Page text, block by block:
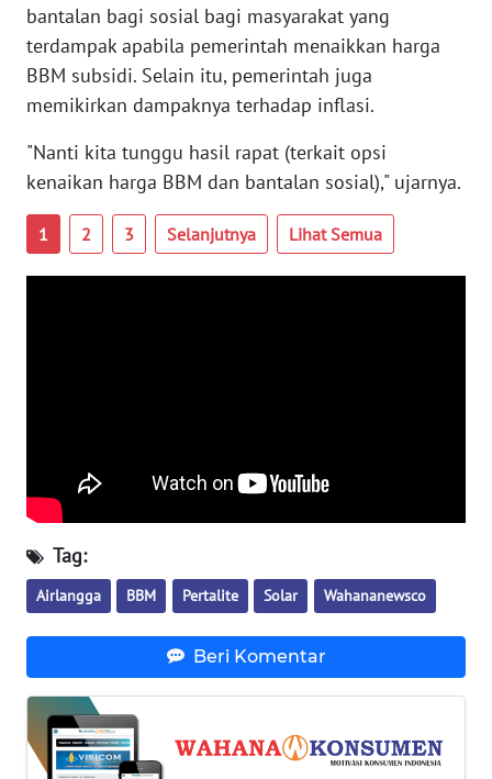
bantalan bagi sosial bagi masyarakat yang
terdampak apabila pemerintah menaikkan harga
BBM subsidi. Selain itu, pemerintah juga
memikirkan dampaknya terhadap inflasi.
"Nanti kita tunggu hasil rapat (terkait opsi
kenaikan harga BBM dan bantalan sosial)," ujarnya.
1 2 3 Selanjutnya Lihat Semua
Tag:
Airlangga BBM Pertalite Solar Wahananewsco
Beri Komentar
JABAR
WN
BANTEN
NTT
PAPUA
BARAT
RIAU
SERAMBI
WN
JAMBI